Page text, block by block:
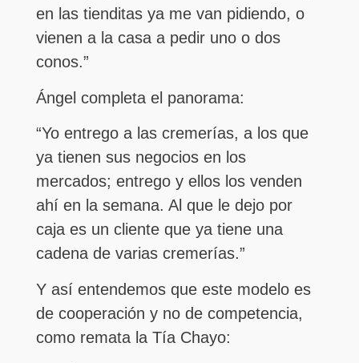
en las tienditas ya me van pidiendo, o
vienen a la casa a pedir uno o dos
conos.”
Ángel completa el panorama:
“Yo entrego a las cremerías, a los que
ya tienen sus negocios en los
mercados; entrego y ellos los venden
ahí en la semana. Al que le dejo por
caja es un cliente que ya tiene una
cadena de varias cremerías.”
Y así entendemos que este modelo es
de cooperación y no de competencia,
como remata la Tía Chayo: